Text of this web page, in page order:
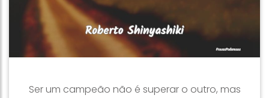
Ser um campeão não é superar o outro, mas